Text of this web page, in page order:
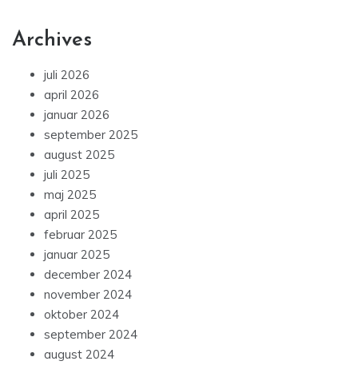
Archives
juli 2026
april 2026
januar 2026
september 2025
august 2025
juli 2025
maj 2025
april 2025
februar 2025
januar 2025
december 2024
november 2024
oktober 2024
september 2024
august 2024